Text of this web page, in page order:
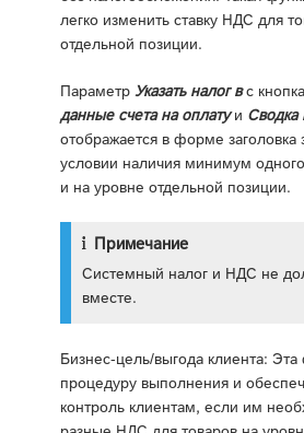
легко изменить ставку НДС для
отдельной позиции.
Параметр Указать налог вс
данные счета на оплатуи Сводка
отображается в форме заголовка
условии наличия минимум
и на уровне отдельной позиции.
Примечание
Системный налог и НДС не
вместе.
Бизнес-цель/выгода клиента:
процедуру выполнения и
контроль клиентам, если им